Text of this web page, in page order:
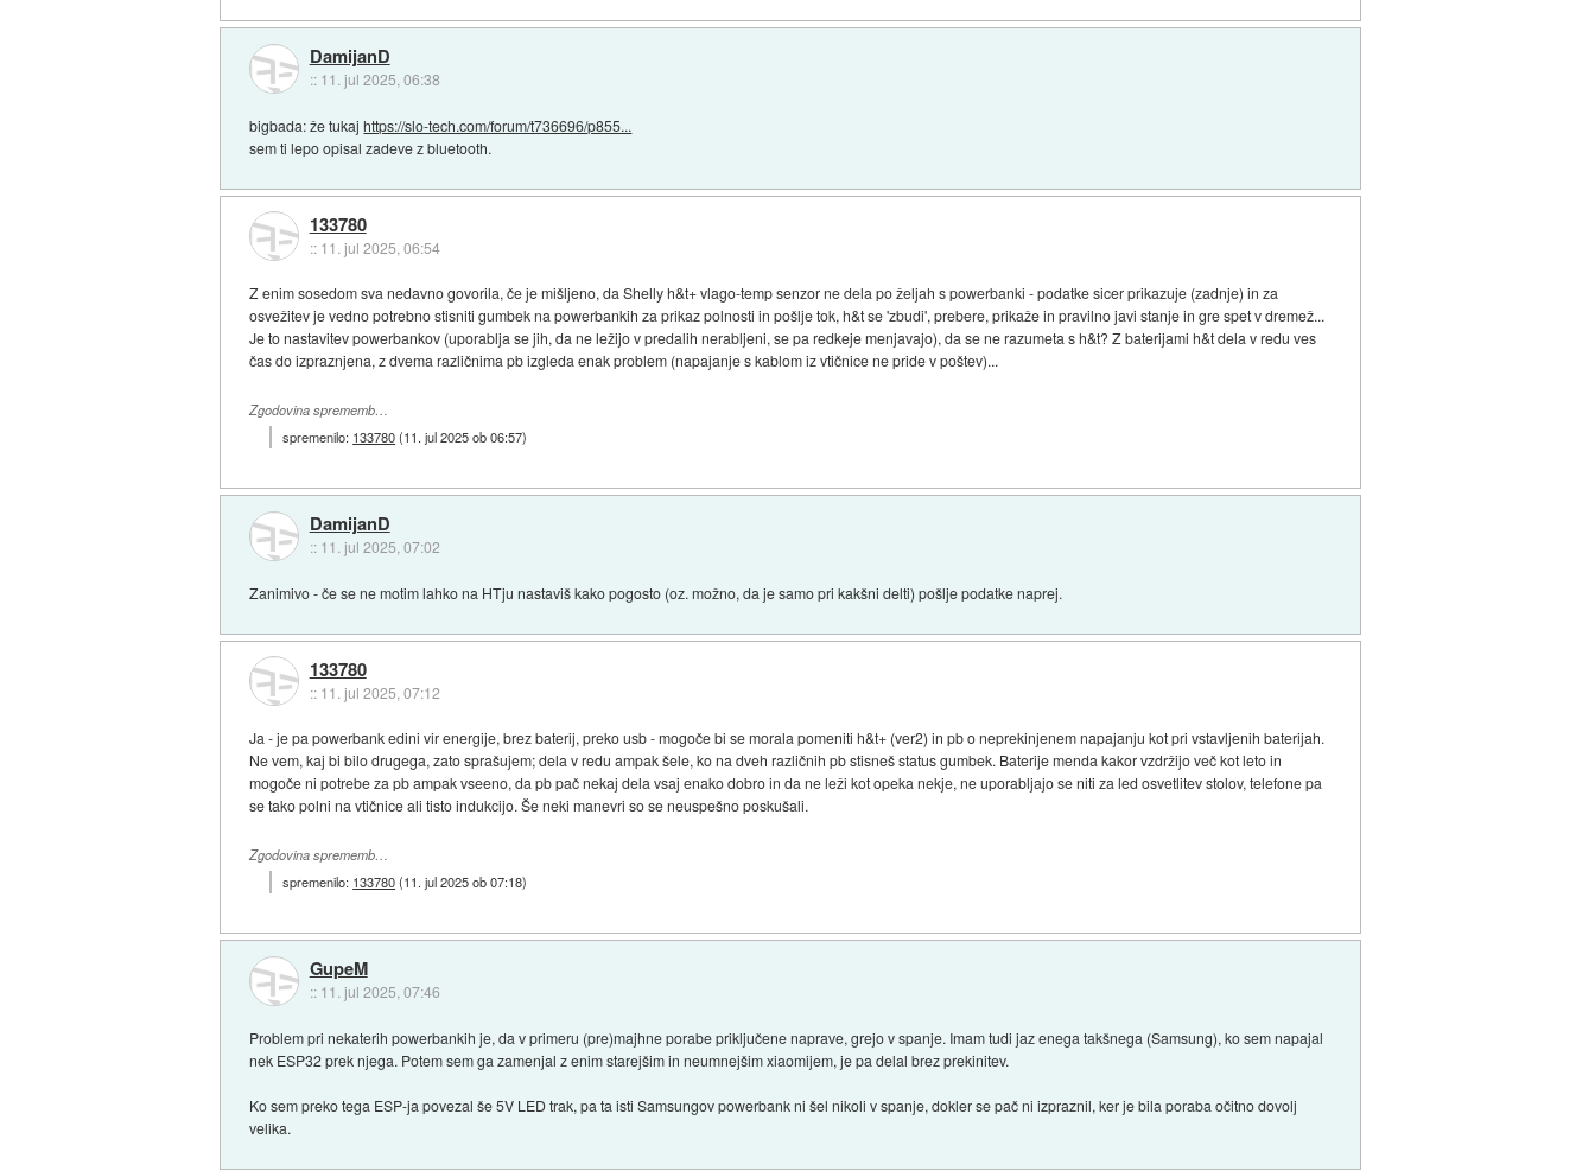
DamijanD
:: 11. jul 2025, 06:38
bigbada: že tukajhttps://slo-tech.com/forum/t736696/p855...
sem ti lepo opisal zadeve z bluetooth.
133780
:: 11. jul 2025, 06:54
Z enim sosedom sva nedavno govorila, če je mišljeno, da Shelly h&t+ vlago-temp senzor ne dela po željah s powerbanki - podatke sicer prikazuje (zadnje) in za
osvežitev je vedno potrebno stisniti gumbek na powerbankih za prikaz polnosti in pošlje tok, h&t se 'zbudi', prebere, prikaže in pravilno javi stanje in gre spet v dremež...
Je to nastavitev powerbankov (uporablja se jih, da ne ležijo v predalih nerabljeni, se pa redkeje menjavajo), da se ne razumeta s h&t? Z baterijami h&t dela v redu ves
čas do izpraznjena, z dvema različnima pb izgleda enak problem (napajanje s kablom iz vtičnice ne pride v poštev)...
Zgodovina sprememb…
spremenilo: 133780(11. jul 2025 ob 06:57)
DamijanD
:: 11. jul 2025, 07:02
Zanimivo - če se ne motim lahko na HTju nastaviš kako pogosto (oz. možno, da je samo pri kakšni delti) pošlje podatke naprej.
133780
:: 11. jul 2025, 07:12
Ja - je pa powerbank edini vir energije, brez baterij, preko usb - mogoče bi se morala pomeniti h&t+ (ver2) in pb o neprekinjenem napajanju kot pri vstavljenih baterijah.
Ne vem, kaj bi bilo drugega, zato sprašujem; dela v redu ampak šele, ko na dveh različnih pb stisneš status gumbek. Baterije menda kakor vzdržijo več kot leto in
mogoče ni potrebe za pb ampak vseeno, da pb pač nekaj dela vsaj enako dobro in da ne leži kot opeka nekje, ne uporabljajo se niti za led osvetlitev stolov, telefone pa
se tako polni na vtičnice ali tisto indukcijo. Še neki manevri so se neuspešno poskušali.
Zgodovina sprememb…
spremenilo: 133780(11. jul 2025 ob 07:18)
GupeM
:: 11. jul 2025, 07:46
Problem pri nekaterih powerbankih je, da v primeru (pre)majhne porabe priključene naprave, grejo v spanje. Imam tudi jaz enega takšnega (Samsung), ko sem napajal
nek ESP32 prek njega. Potem sem ga zamenjal z enim starejšim in neumnejšim xiaomijem, je pa delal brez prekinitev.
Ko sem preko tega ESP-ja povezal še 5V LED trak, pa ta isti Samsungov powerbank ni šel nikoli v spanje, dokler se pač ni izpraznil, ker je bila poraba očitno dovolj
velika.